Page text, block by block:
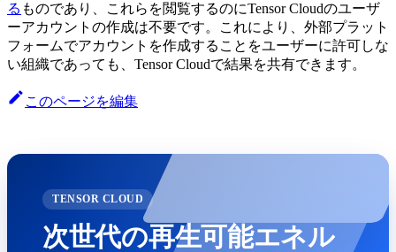
る ものであり、これらを閲覧するのにTensor Cloudのユーザ
ーアカウントの作成は不要です。これにより、外部プラット
フォームでアカウントを作成することをユーザーに許可しな
い組織であっても、Tensor Cloudで結果を共有できます。
このページを編集
TENSOR CLOUD
次世代の再生可能エネル